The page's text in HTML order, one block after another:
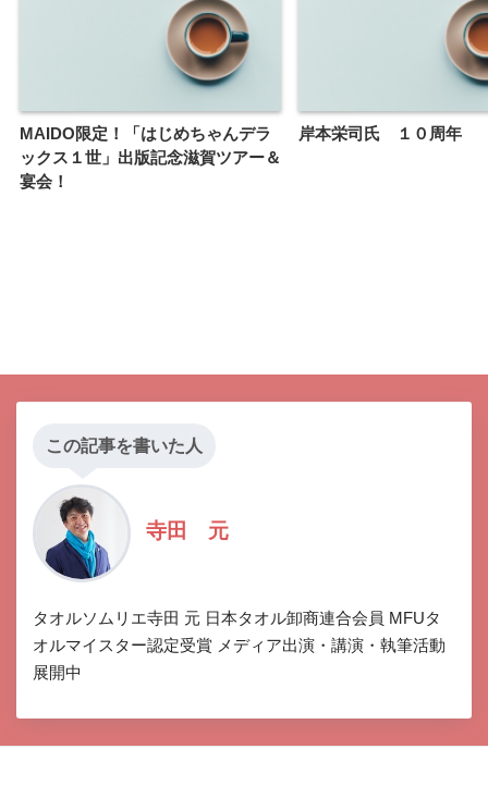
MAIDO限定！「はじめちゃんデラ
ックス１世」出版記念滋賀ツアー＆
宴会！
岸本栄司氏 １０周年
この記事を書いた人
寺田 元
タオルソムリエ寺田 元 日本タオル卸商連合会員 MFUタ
オルマイスター認定受賞 メディア出演・講演・執筆活動
展開中